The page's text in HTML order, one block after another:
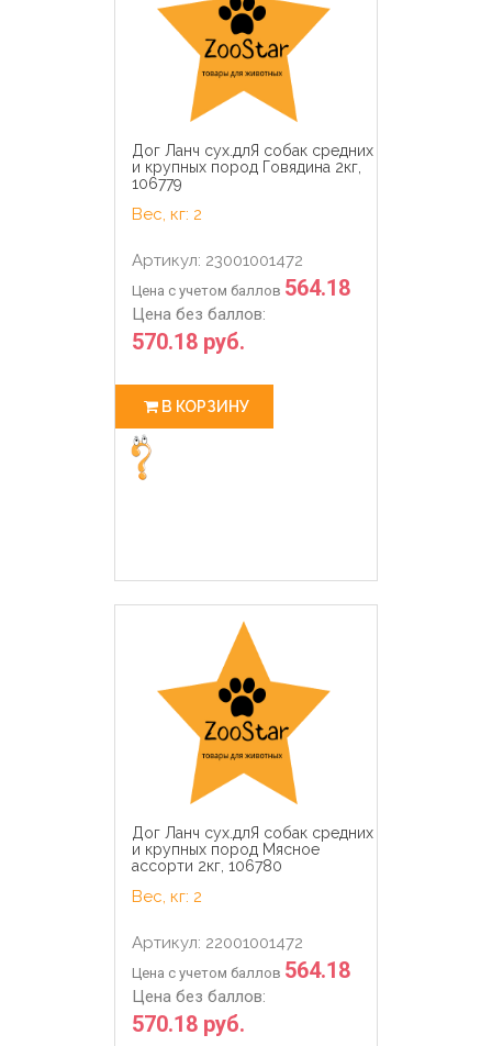
Дог Ланч сух.длЯ собак средних
и крупных пород Говядина 2кг,
106779
Вес, кг: 2
Артикул: 23001001472
Цена с учетом баллов 564.18
Цена без баллов:
570.18 руб.
В КОРЗИНУ
Дог Ланч сух.длЯ собак средних
и крупных пород Мясное
ассорти 2кг, 106780
Вес, кг: 2
Артикул: 22001001472
Цена с учетом баллов 564.18
Цена без баллов:
570.18 руб.